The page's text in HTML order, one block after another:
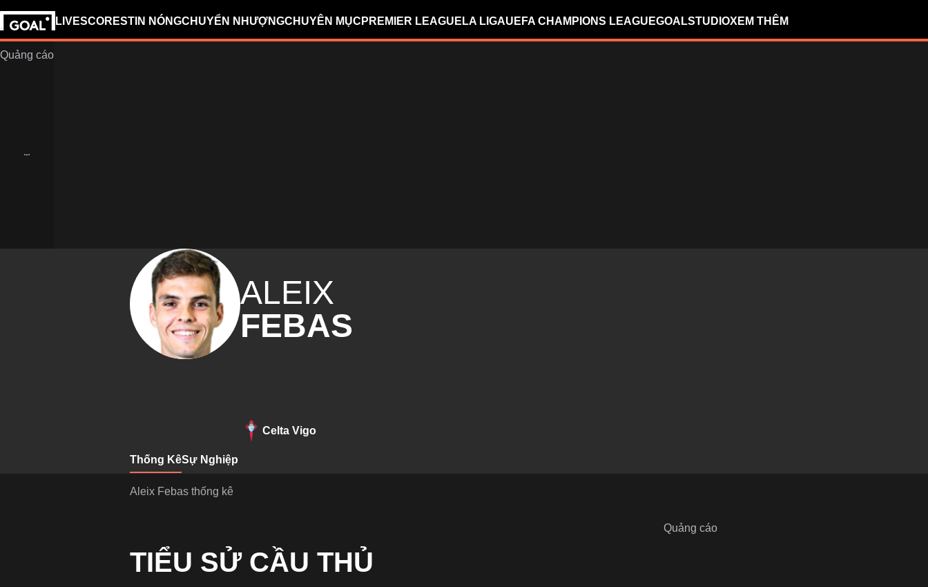
LIVESCORESTIN NÓNGCHUYỂN NHƯỢNGCHUYÊN MỤC PREMIER LEAGUE LA LIGAUEFA CHAMPIONS LEAGUEGOALSTUDIOXEM THÊM
ALEIX
FEBAS
Celta Vigo
Thống KêSự Nghiệp
Aleix Febas thống kê
TIỂU SỬ CẦU THỦ